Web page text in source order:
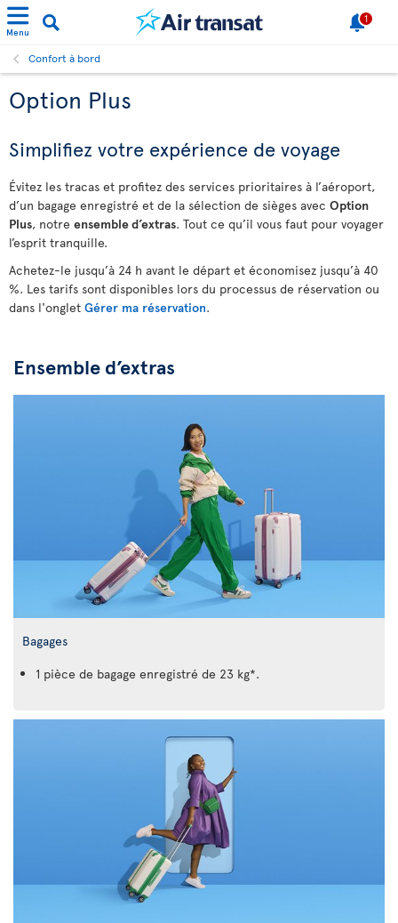
Menu
1
Confort à bord
Option Plus
Simplifiez votre expérience de voyage
Évitez les tracas et profitez des services prioritaires à l’aéroport,
d’un bagage enregistré et de la sélection de sièges avec Option
Plus, notre ensemble d’extras. Tout ce qu’il vous faut pour voyager
l’esprit tranquille.
Achetez-le jusqu’à 24 h avant le départ et économisez jusqu’à 40
%. Les tarifs sont disponibles lors du processus de réservation ou
dans l'onglet Gérer ma réservation.
Ensemble d’extras
Bagages
1 pièce de bagage enregistré de 23 kg*.